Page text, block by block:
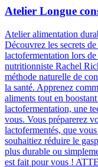
Atelier Longue
Atelier alimentation
Découvrez les secrets
lactofermentation lors
nutritionniste Rachel
méthode naturelle de
la santé. Apprenez
aliments tout en
lactofermentation, une
vous. Vous préparerez
lactofermentés, que
souhaitiez réduire le
plus durable ou
est fait pour vous !